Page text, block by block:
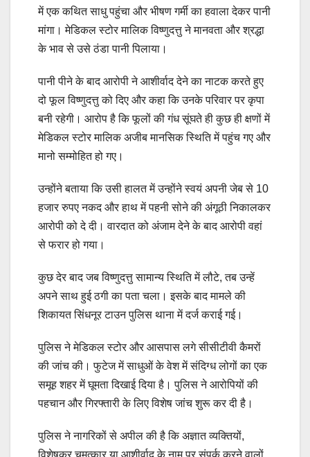
में एक कथित साधु पहुंचा और भीषण गर्मी का हवाला देकर पानी
मांगा। मेडिकल स्टोर मालिक विष्णुदत्तु ने मानवता और श्रद्धा
के भाव से उसे ठंडा पानी पिलाया।
पानी पीने के बाद आरोपी ने आशीर्वाद देने का नाटक करते हुए
दो फूल विष्णुदत्तु को दिए और कहा कि उनके परिवार पर कृपा
बनी रहेगी। आरोप है कि फूलों की गंध सूंघते ही कुछ ही क्षणों में
मेडिकल स्टोर मालिक अजीब मानसिक स्थिति में पहुंच गए और
मानो सम्मोहित हो गए।
उन्होंने बताया कि उसी हालत में उन्होंने स्वयं अपनी जेब से 10
हजार रुपए नकद और हाथ में पहनी सोने की अंगूठी निकालकर
आरोपी को दे दी। वारदात को अंजाम देने के बाद आरोपी वहां
से फरार हो गया।
कुछ देर बाद जब विष्णुदत्तु सामान्य स्थिति में लौटे, तब उन्हें
अपने साथ हुई ठगी का पता चला। इसके बाद मामले की
शिकायत सिंधनूर टाउन पुलिस थाना में दर्ज कराई गई।
पुलिस ने मेडिकल स्टोर और आसपास लगे सीसीटीवी कैमरों
की जांच की। फुटेज में साधुओं के वेश में संदिग्ध लोगों का एक
समूह शहर में घूमता दिखाई दिया है। पुलिस ने आरोपियों की
पहचान और गिरफ्तारी के लिए विशेष जांच शुरू कर दी है।
पुलिस ने नागरिकों से अपील की है कि अज्ञात व्यक्तियों,
विशेषकर चमत्कार या आशीर्वाद के नाम पर संपर्क करने वालों